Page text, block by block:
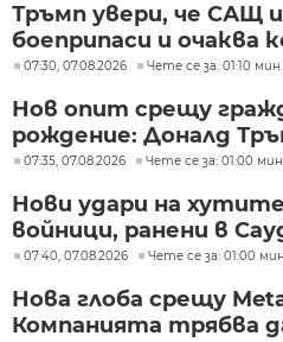
Тръмп увери, че САЩ
боеприпаси и очаква
07:30, 07.08.2026 Чете се за: 01:10 мин.
Нов опит срещу
рождение: Доналд
07:35, 07.08.2026 Чете се за: 01:00
Нови удари на
войници, ранени в
07:40, 07.08.2026 Чете се за: 01:00
Нова глоба срещу
Компанията трябва